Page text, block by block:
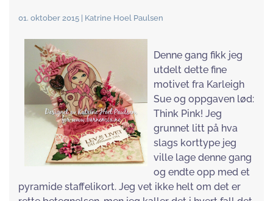
01. oktober 2015 | Katrine Hoel Paulsen
Denne gang fikk jeg
utdelt dette fine
motivet fra Karleigh
Sue og oppgaven lød:
Think Pink! Jeg
grunnet litt på hva
slags korttype jeg
ville lage denne gang
og endte opp med et
pyramide staffelikort. Jeg vet ikke helt om det er